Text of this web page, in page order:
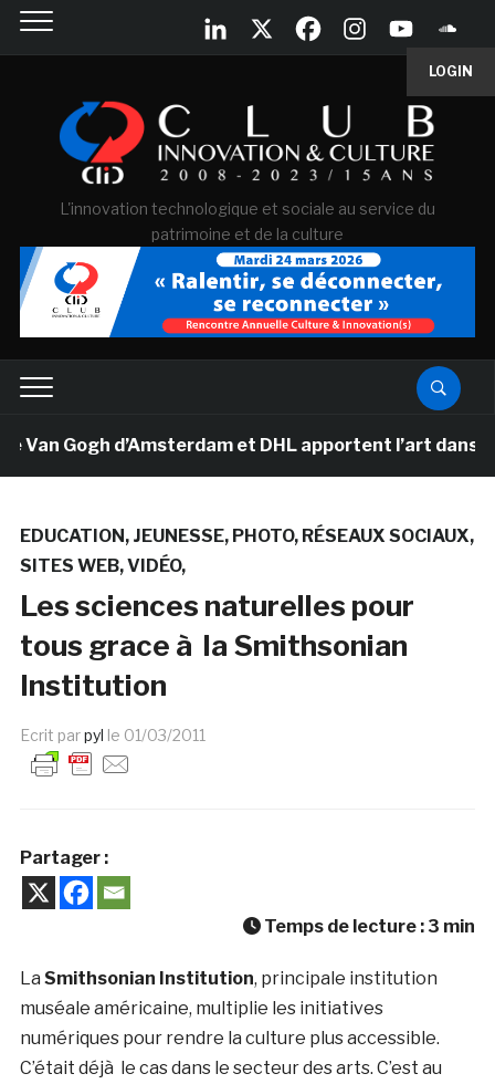
LOGIN
L'innovation technologique et sociale au service du
patrimoine et de la culture
Gogh d’Amsterdam et DHL apportent l’art dans les
EDUCATION JEUNESSE PHOTO RÉSEAUX SOCIAUX
SITES WEB VIDÉO
Les sciences naturelles pour
tous grace à la Smithsonian
Institution
Ecrit parpyl le 01/03/2011
Partager :
Temps de lecture : 3 min
La Smithsonian Institution, principale institution
muséale américaine, multiplie les initiatives
numériques pour rendre la culture plus accessible.
C’était déjà le cas dans le secteur des arts. C’est au